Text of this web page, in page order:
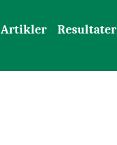
Artikler Resultater